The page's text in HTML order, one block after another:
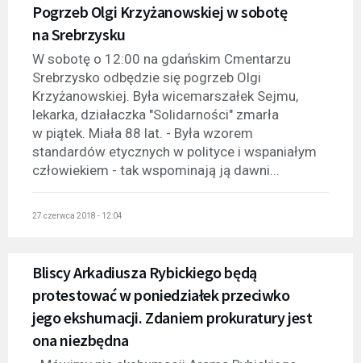
Pogrzeb Olgi Krzyżanowskiej w sobotę
na Srebrzysku
W sobotę o 12:00 na gdańskim Cmentarzu
Srebrzysko odbędzie się pogrzeb Olgi
Krzyżanowskiej. Była wicemarszałek Sejmu,
lekarka, działaczka "Solidarności" zmarła
w piątek. Miała 88 lat. - Była wzorem
standardów etycznych w polityce i wspaniałym
człowiekiem - tak wspominają ją dawni...
27 czerwca 2018 - 12:04
Bliscy Arkadiusza Rybickiego będą
protestować w poniedziałek przeciwko
jego ekshumacji. Zdaniem prokuratury jest
ona niezbędna